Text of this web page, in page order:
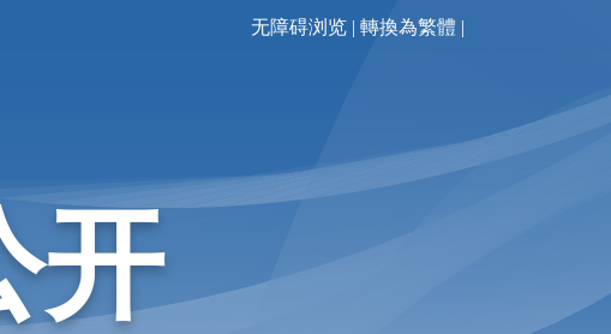
无障碍浏览 | 轉換為繁體 |
开